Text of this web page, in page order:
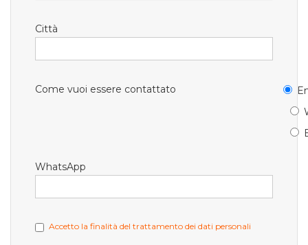
Città
Come vuoi essere contattato
WhatsApp
Accetto la finalità del trattamento dei dati personali